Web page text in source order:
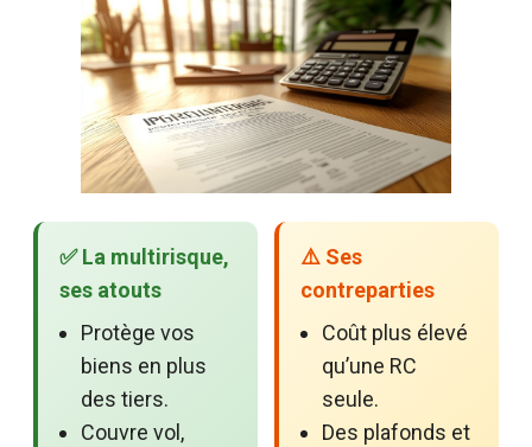
✅ La multirisque,
ses atouts
Protège vos
biens en plus
des tiers.
Couvre vol,
⚠️ Ses
contreparties
Coût plus élevé
qu’une RC
seule.
Des plafonds et